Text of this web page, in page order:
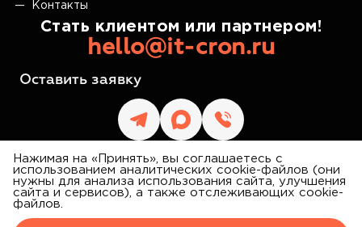
Нажимая на «Принять», вы соглашаетесь с
использованием аналитических cookie-файлов (они
нужны для анализа использования сайта, улучшения
сайта и сервисов), а также отслеживающих cookie-
файлов.
IT CRON
Контакты
Стать клиентом или партнером!
hello@it-cron.ru
Оставить заявку